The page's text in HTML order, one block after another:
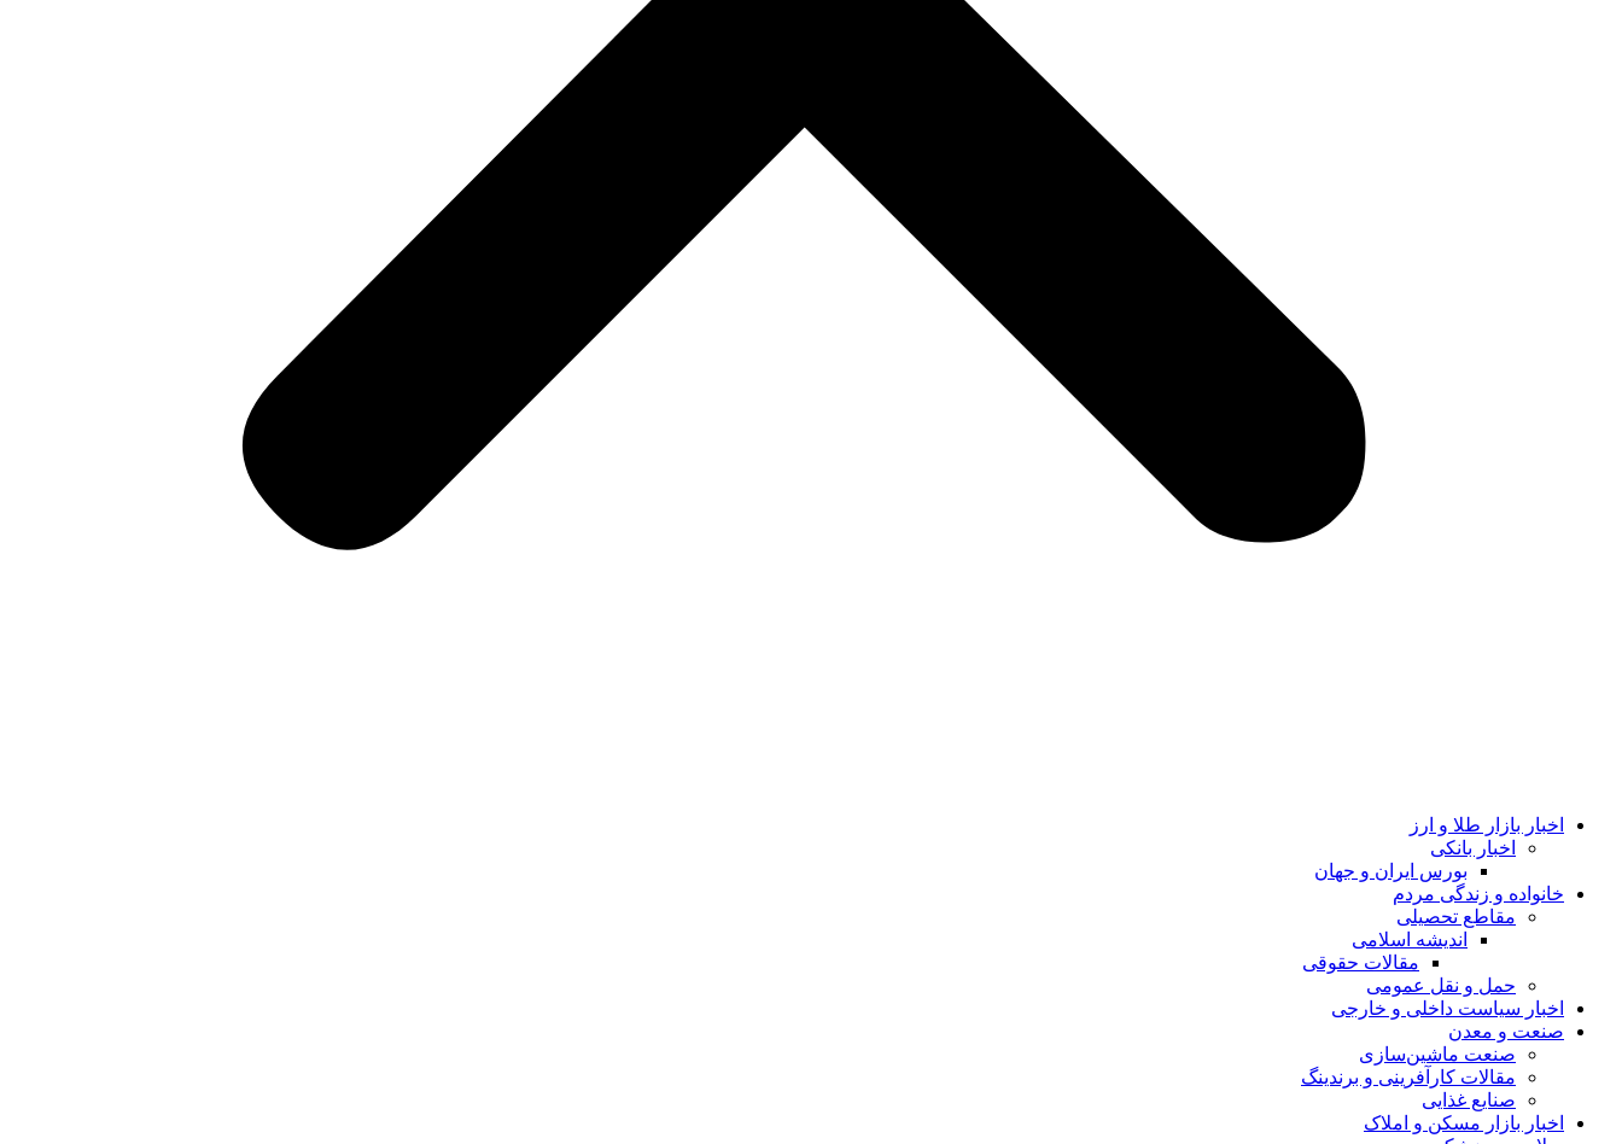
اخبار بازار طلا و ارز
اخبار بانکی
بورس ایران و جهان
خانواده و زندگی مردم
مقاطع تحصیلی
اندیشه اسلامی
مقالات حقوقی
حمل و نقل عمومی
اخبار سیاست داخلی و خارجی
صنعت و معدن
صنعت ماشین‌سازی
مقالات کارآفرینی و برندینگ
صنایع غذایی
اخبار بازار مسکن و املاک